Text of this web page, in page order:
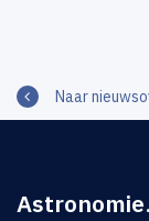
Naar
Astronomie